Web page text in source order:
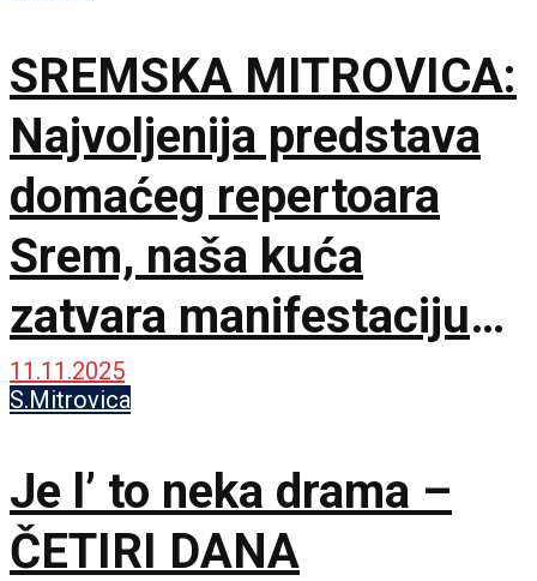
SREMSKA MITROVICA:
Najvoljenija predstava
domaćeg repertoara
Srem, naša kuća
zatvara manifestaciju
Četiri dana monodrame
11.11.2025
S.Mitrovica
Je l’ to neka drama –
ČETIRI DANA